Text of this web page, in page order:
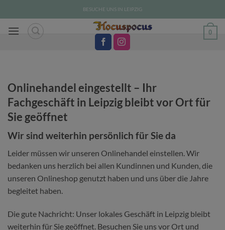
Inhalt
springen
BESUCHE UNS IN LEIPZIG
0
Onlinehandel eingestellt – Ihr
Fachgeschäft in Leipzig bleibt vor Ort für
Sie geöffnet
Wir sind weiterhin persönlich für Sie da
Leider müssen wir unseren Onlinehandel einstellen. Wir
bedanken uns herzlich bei allen Kundinnen und Kunden, die
unseren Onlineshop genutzt haben und uns über die Jahre
begleitet haben.
Die gute Nachricht: Unser lokales Geschäft in Leipzig bleibt
weiterhin für Sie geöffnet. Besuchen Sie uns vor Ort und